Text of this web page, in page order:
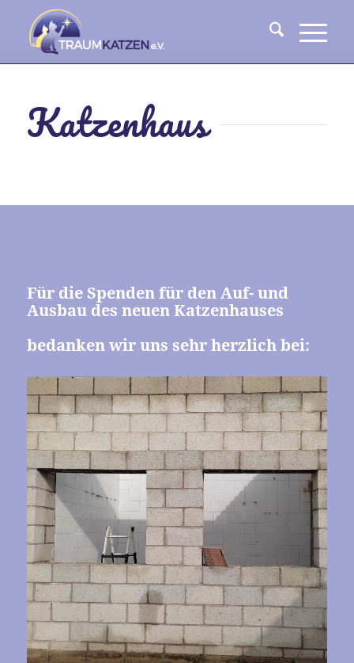
Katzenhaus
Für die Spenden für den Auf- und
Ausbau des neuen Katzenhauses
bedanken wir uns sehr herzlich bei: